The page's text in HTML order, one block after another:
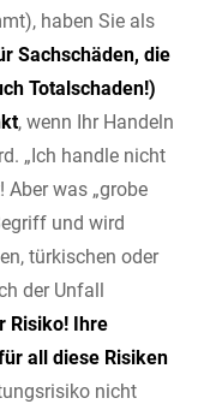
haben Sie als
Sachschäden, die
Totalschaden!)
, wenn Ihr Handeln
„Ich handle nicht
Aber was „grobe
und wird
türkischen oder
der Unfall
Risiko! Ihre
all diese Risiken
nicht